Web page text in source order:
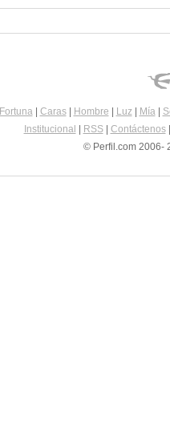
Fortuna| Caras| Hombre Luz| Mía|
Institucional
RSS| Contáctenos
© Perfil.com 2006-